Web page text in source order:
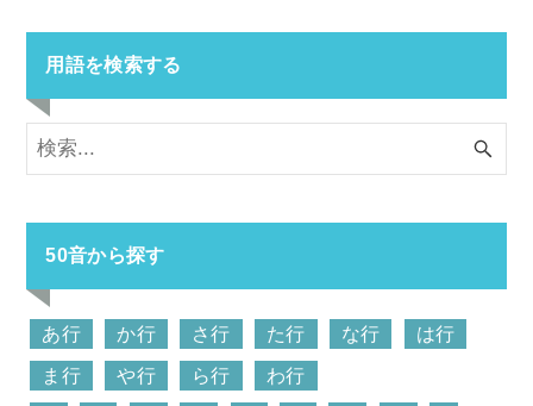
用語を検索する
50音から探す
あ行 か行 さ行 た行 な行 は行
ま行 や行 ら行 わ行